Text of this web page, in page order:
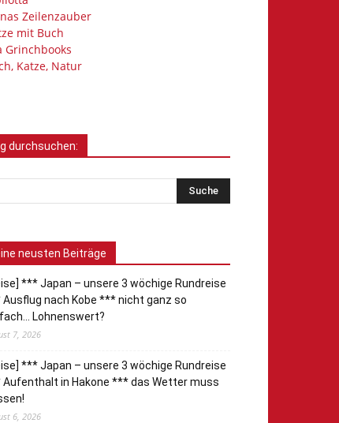
Zeilenzauber
mit Buch
Grinchbooks
Katze, Natur
durchsuchen:
neusten Beiträge
*** Japan – unsere 3 wöchige Rundreise
nach Kobe *** nicht ganz so
Lohnenswert?
7, 2026
*** Japan – unsere 3 wöchige Rundreise
in Hakone *** das Wetter muss
6, 2026